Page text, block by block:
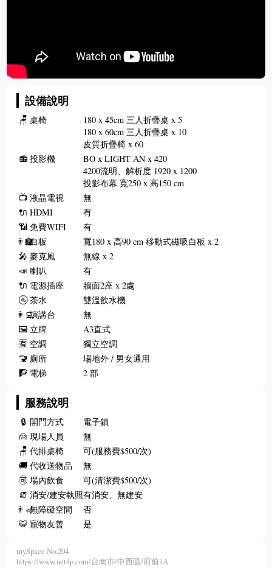
設備說明
🪑 桌椅
180 x 45cm 三人折疊桌 x 5
180 x 60cm 三人折疊桌 x 10
皮質折疊椅 x 60
📻 投影機
BO x LIGHT AN x 420
4200流明、解析度 1920 x 1200
投影布幕 寬250 x 高150 cm
📺 液晶電視
無
🔌 HDMI
有
📶 免費WIFI
有
👨‍🏫白板
寬180 x 高90 cm 移動式磁吸白板 x 2
🎤 麥克風
無線 x 2
📣 喇叭
有
🔌 電源插座
牆面2座 x 2處
🚰 茶水
雙溫飲水機
👩‍💻演講台
無
🖼️ 立牌
A3直式
🈶 空調
獨立空調
🚾 廁所
場地外 / 男女通用
🧗 電梯 2 部
服務說明
🔒 開門方式
電子鎖
🙍 現場人員
無
🪑 代排桌椅
可(服務費$500/次)
🚚 代收送物品
無
🉑 場內飲食
可(清潔費$500/次)
🧯 消安/建安執照有消安、無建安
👨‍🦽無障礙空間
否
🐯 寵物友善 是
mySpace No.204
https://www.net4p.com/台南市/中西區/府前1A